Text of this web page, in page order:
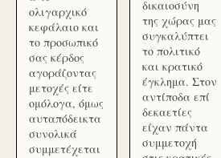
ολιγαρχικό
κεφάλαιο και
το προσωπικό
σας κέρδος
αγοράζοντας
μετοχές είτε
ομόλογα, όμως
αυταπόδεικτα
συνολικά
συμμετέχεται
δικαιοσύνη
της χώρας μας
συγκαλύπτει
το πολιτικό
και κρατικό
έγκλημα. Στον
αντίποδα επί
δεκαετίες
είχαν πάντα
συμμετοχή